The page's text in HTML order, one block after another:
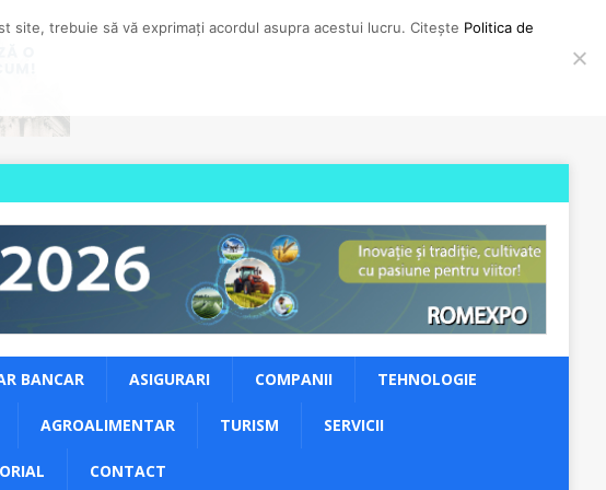
BANCAR ASIGURARI COMPANII TEHNOLOGIE
AGROALIMENTAR TURISM SERVICII
CONTACT
site, trebuie să vă exprimați acordul asupra acestui lucru. Citește Politica de